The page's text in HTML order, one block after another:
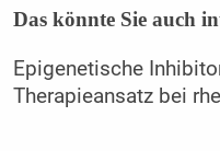
Das könnte Sie auch
Epigenetische
Therapieansatz bei